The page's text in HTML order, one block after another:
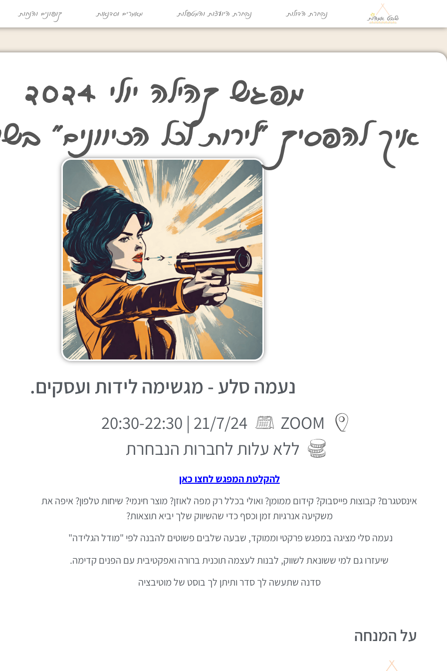
נבחרת הדולות נבחרת היועצות והמטפלות מאמרים וסדנאות קופונים והנחות
מפגש קהילה יולי 2024
איך להפסיק "לירות לכל הכיוונים"
נעמה סלע - מגשימה לידות ועסקים.
ZOOM
21/7/24 | 20:30-22:30
ללא עלות לחברות הנבחרת
להקלטת המפגש לחצו כאן
אינסטגרם? קבוצות פייסבוק? קידום ממומן? ואולי בכלל רק מפה לאוזן? מוצר חינמי? שיחות טלפון? איפה את
משקיעה אנרגיות זמן וכסף כדי שהשיווק שלך יביא תוצאות?
נעמה סלי מציגה במפגש פרקטי וממוקד, שבעה שלבים פשוטים להבנה לפי "מודל הגלידה"
שיעזרו גם למי ששונאת לשווק, לבנות לעצמה תוכנית ברורה ואפקטיבית עם הפנים קדימה.
סדנה שתעשה לך סדר ותיתן לך בוסט של מוטיבציה
על המנחה